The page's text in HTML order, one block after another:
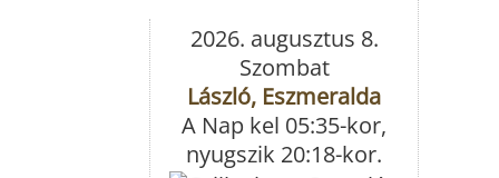
2026. augusztus 8.
Szombat
László, Eszmeralda
A Nap kel 05:35-kor,
nyugszik 20:18-kor.